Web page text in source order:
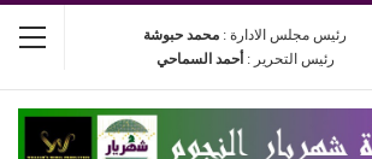
رئيس مجلس الادارة : محمد حبوشة
رئيس التحرير : أحمد السماحي